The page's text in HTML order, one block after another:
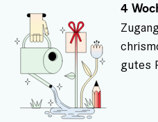
Militärseelsorge
1957 schlossen
Evangelische ­Kirche den
Staat bezahlt und
wählt die Geistlichen aus
Militärgeistliche
4
gutes